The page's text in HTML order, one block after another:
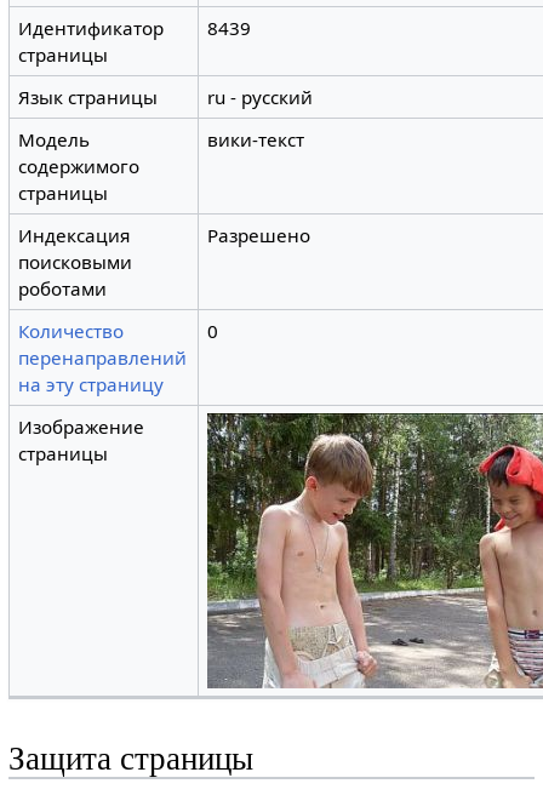
Идентификатор
страницы
8439
Язык страницы
ru - русский
Модель
содержимого
страницы
вики-текст
Индексация
поисковыми
роботами
Разрешено
Количество
перенаправлений
на эту страницу
0
Изображение
страницы
Защита страницы